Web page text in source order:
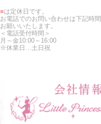
■は定休日です。
お電話でのお問い合わせは下記時
お願いいたします。
＜電話受付時間＞
月～金10:00～16:00
※休業日…土日祝